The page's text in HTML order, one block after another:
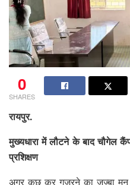
0
SHARES
रायपुर.
मुख्यधारा में लौटने के बाद चौगेल कैंप
प्रशिक्षण
अगर कुछ कर गुजरने का जज्बा मन